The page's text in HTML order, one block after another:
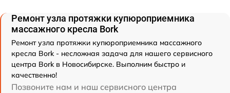
Ремонт узла протяжки купюроприемника
массажного кресла Bork
Ремонт узла протяжки купюроприемника массажного
кресла Bork - несложная задача для нашего сервисного
центра Bork в Новосибирске. Выполним быстро и
качественно!
Позвоните нам и наш сервисного центра